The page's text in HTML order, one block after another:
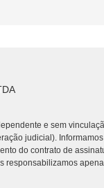
e sem
judicial).
do contrato de
responsabilizamos